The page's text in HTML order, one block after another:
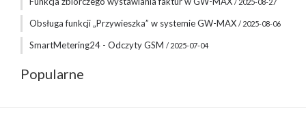
Obsługa funkcji „Przywieszka” w systemie GW-MAX / 2025-08-06
SmartMetering24 - Odczyty GSM / 2025-07-04
Popularne